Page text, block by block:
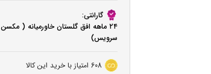
گارانتی:
۲۴ ماهه افق گلستان خاورمیانه ( مکسن
سرویس)
608 امتیاز با خرید این کالا